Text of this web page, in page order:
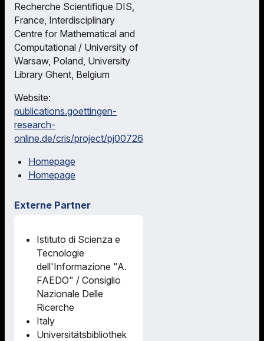
Recherche Scientifique DIS,
France, Interdisciplinary
Centre for Mathematical and
Computational / University of
Warsaw, Poland, University
Library Ghent, Belgium
Website:
publications.goettingen-
research-
online.de/cris/project/pj00726
Homepage
Homepage
Externe Partner
Istituto di Scienza e
Tecnologie
dell'Informazione "A.
FAEDO" / Consiglio
Nazionale Delle
Ricerche
Italy
Universitätsbibliothek